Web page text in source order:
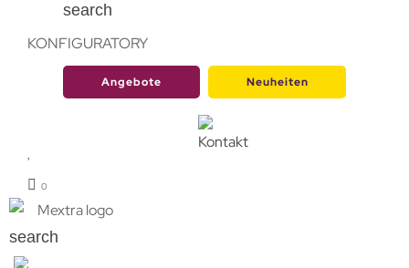
search
KONFIGURATORY
Angebote Neuheiten
0
search